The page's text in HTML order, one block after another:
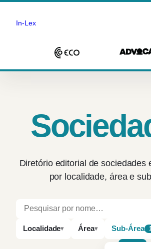
Saltar
In-Lex
Diretório editorial de sociedades
por localidade, área e
Localidade Área Sub-Área